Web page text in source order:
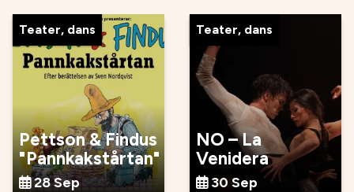
Teater, dans
Pettson & Findus
"Pannkakstårtan"
28 Sep
Teater, dans
NO – La
Venidera
30 Sep